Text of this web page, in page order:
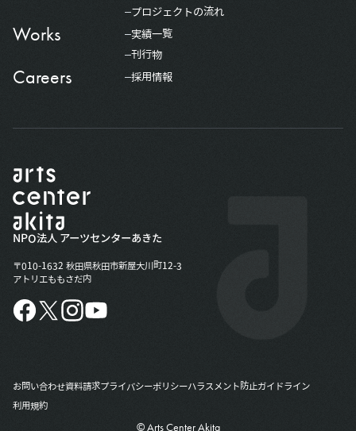
プロジェクトの流れ
Works
実績一覧
刊行物
Careers 採用情報
NPO法人 アーツセンターあきた
〒010-1632 秋田県秋田市新屋大川町12-3
アトリエももさだ内
お問い合わせ資料請求プライバシーポリシーハラスメント防止ガイドライン
利用規約
© Arts Center Akita